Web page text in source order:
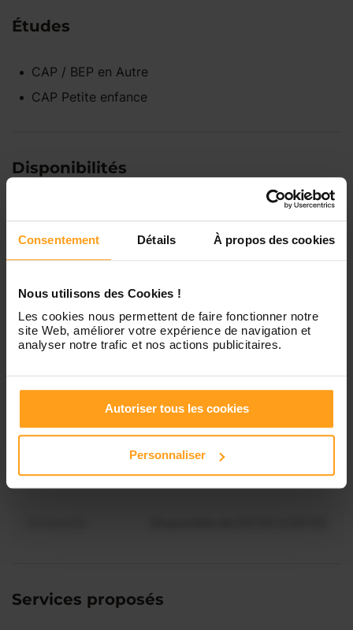
Consentement Détails À propos des cookies
Nous utilisons des Cookies !
Les cookies nous permettent de faire fonctionner notre
site Web, améliorer votre expérience de navigation et
analyser notre trafic et nos actions publicitaires.
Autoriser tous les cookies
Personnaliser
Études
CAP / BEP en Autre
CAP Petite enfance
Disponibilités
Lundi Indisponible
Mercredi Disponible de 00:00 à 00:30
Jeudi Disponible de 00:00 à 00:00
Vendredi Disponible de 00:00 à 00:00
Samedi Disponible de 00:00 à 00:00
Vous souhaitez connaître les
disponibilités de Méline ?
Contactez-nous
Services proposés